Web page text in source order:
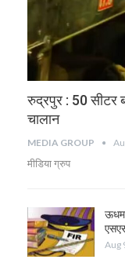
रुद्रपुर : 50 सीटर
चालान
MEDIA GROUP
मीडिया ग्रुप
Aug